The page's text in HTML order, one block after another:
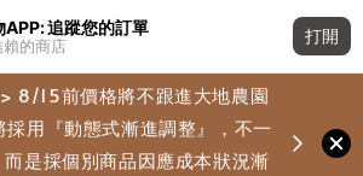
APP: 追蹤您的訂單
賴的商店
打開
8/15前價格將不跟進大地農園
用『動態式漸進調整』，不一
是採個別商品因應成本狀況漸